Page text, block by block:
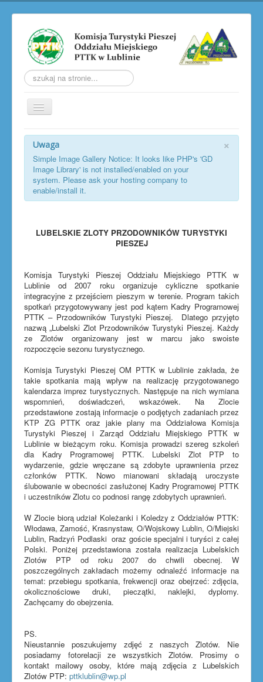
Szukaj...
Przełącz
nawigację
AKTUALNOŚCI
O KOMISJI
TRW
LUBELSKIE ZLOTY PTP
SOBOTNIA WŁÓCZĘGA
×
Uwaga
Simple Image Gallery Notice: It looks like PHP's 'GD
Image Library' is not installed/enabled on your
system. Please ask your hosting company to
enable/install it.
LUBELSKIE ZLOTY PRZODOWNIKÓW TURYSTYKI
PIESZEJ
Komisja Turystyki Pieszej Oddziału Miejskiego PTTK w
Lublinie od 2007 roku organizuje cykliczne spotkanie
integracyjne z przejściem pieszym w terenie. Program takich
spotkań przygotowywany jest pod kątem Kadry Programowej
PTTK – Przodowników Turystyki Pieszej. Dlatego przyjęto
nazwą „Lubelski Zlot Przodowników Turystyki Pieszej. Każdy
ze Zlotów organizowany jest w marcu jako swoiste
rozpoczęcie sezonu turystycznego.
Komisja Turystyki Pieszej OM PTTK w Lublinie zakłada, że
takie spotkania mają wpływ na realizację przygotowanego
kalendarza imprez turystycznych. Następuje na nich wymiana
wspomnień, doświadczeń, wskazówek. Na Zlocie
przedstawione zostają informacje o podjętych zadaniach przez
KTP ZG PTTK oraz jakie plany ma Oddziałowa Komisja
Turystyki Pieszej i Zarząd Oddziału Miejskiego PTTK w
Lublinie w bieżącym roku. Komisja prowadzi szereg szkoleń
dla Kadry Programowej PTTK. Lubelski Zlot PTP to
wydarzenie, gdzie wręczane są zdobyte uprawnienia przez
członków PTTK. Nowo mianowani składają uroczyste
ślubowanie w obecności zasłużonej Kadry Programowej PTTK
i uczestników Zlotu co podnosi rangę zdobytych uprawnień.
W Zlocie biorą udział Koleżanki i Koledzy z Oddziałów PTTK:
Włodawa, Zamość, Krasnystaw, O/Wojskowy Lublin, O/Miejski
Lublin, Radzyń Podlaski oraz goście specjalni i turyści z całej
Polski. Poniżej przedstawiona została realizacja Lubelskich
Zlotów PTP od roku 2007 do chwili obecnej. W
poszczególnych zakładach możemy odnaleźć informacje na
temat: przebiegu spotkania, frekwencji oraz obejrzeć: zdjęcia,
okolicznościowe druki, pieczątki, naklejki, dyplomy.
Zachęcamy do obejrzenia.
PS.
Nieustannie poszukujemy zdjęć z naszych Zlotów. Nie
posiadamy fotorelacji ze wszystkich Zlotów. Prosimy o
kontakt mailowy osoby, które mają zdjęcia z Lubelskich
Zlotów PTP: pttklublin@wp.pl